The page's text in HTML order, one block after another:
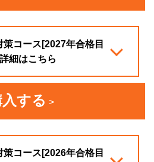
策コース[2027年合格目
細はこちら
する
策コース[2026年合格目